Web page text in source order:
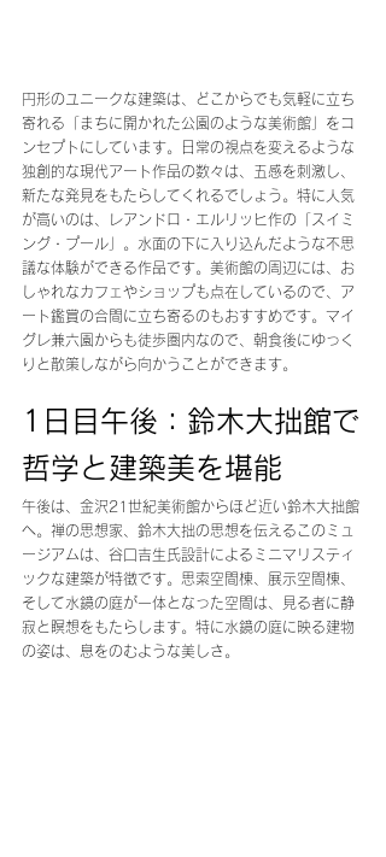
円形のユニークな建築は、どこからでも気軽に立ち
寄れる「まちに開かれた公園のような美術館」をコ
ンセプトにしています。日常の視点を変えるような
独創的な現代アート作品の数々は、五感を刺激し、
新たな発見をもたらしてくれるでしょう。特に人気
が高いのは、レアンドロ・エルリッヒ作の「スイミ
ング・プール」。水面の下に入り込んだような不思
議な体験ができる作品です。美術館の周辺には、お
しゃれなカフェやショップも点在しているので、ア
ート鑑賞の合間に立ち寄るのもおすすめです。マイ
グレ兼六園からも徒歩圏内なので、朝食後にゆっく
りと散策しながら向かうことができます。
1日目午後：鈴木大拙館で
哲学と建築美を堪能
午後は、金沢21世紀美術館からほど近い鈴木大拙館
へ。禅の思想家、鈴木大拙の思想を伝えるこのミュ
ージアムは、谷口吉生氏設計によるミニマリスティ
ックな建築が特徴です。思索空間棟、展示空間棟、
そして水鏡の庭が一体となった空間は、見る者に静
寂と瞑想をもたらします。特に水鏡の庭に映る建物
の姿は、息をのむような美しさ。